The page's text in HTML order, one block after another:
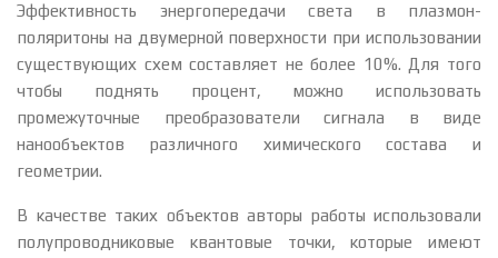
Эффективность энергопередачи света в плазмон-
поляритоны на двумерной поверхности при использовании
существующих схем составляет не более 10%. Для того
чтобы поднять процент, можно использовать
промежуточные преобразователи сигнала в виде
нанообъектов различного химического состава и
геометрии.
В качестве таких объектов авторы работы использовали
полупроводниковые квантовые точки, которые имеют